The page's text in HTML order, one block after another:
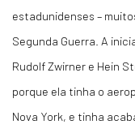
estadunidenses –
Segunda Guerra. A
Rudolf Zwirner e Hein
porque ela tinha o
Nova York, e tinha